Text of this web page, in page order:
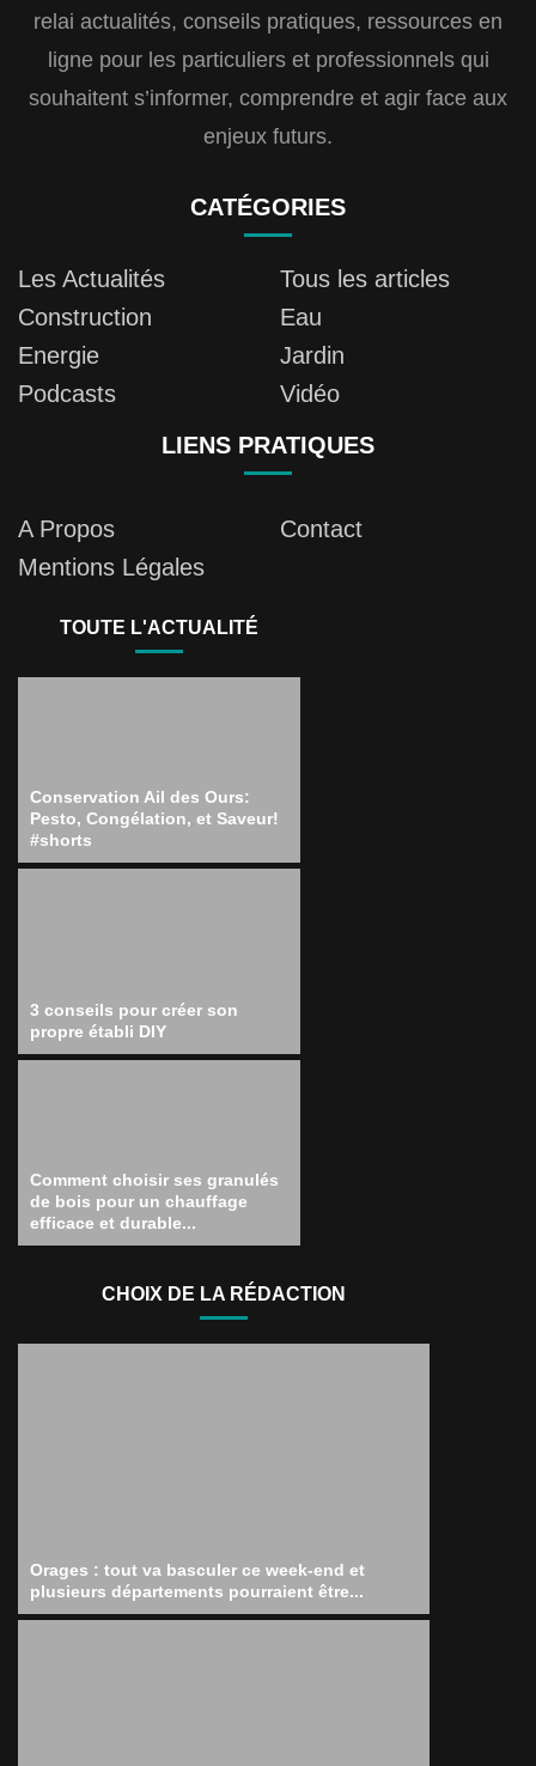
relai actualités, conseils pratiques, ressources en
ligne pour les particuliers et professionnels qui
souhaitent s’informer, comprendre et agir face aux
enjeux futurs.
CATÉGORIES
Les Actualités
Tous les articles
Construction
Eau
Energie
Jardin
Podcasts
Vidéo
LIENS PRATIQUES
A Propos
Contact
Mentions Légales
TOUTE L'ACTUALITÉ
Conservation Ail des Ours:
Pesto, Congélation, et Saveur!
#shorts
3 conseils pour créer son
propre établi DIY
Comment choisir ses granulés
de bois pour un chauffage
efficace et durable...
CHOIX DE LA RÉDACTION
Orages : tout va basculer ce week-end et
plusieurs départements pourraient être...